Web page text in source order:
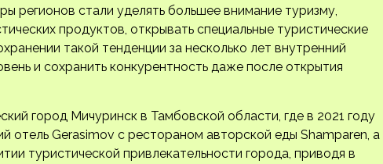
регионов стали уделять большее внимание туризму,
продуктов, открывать специальные туристические
такой тенденции за несколько лет внутренний
и сохранить конкурентность даже после открытия
город Мичуринск в Тамбовской области, где в 2021 году
отель Gerasimov с рестораном авторской еды Shamparen, а
туристической привлекательности города, приводя в